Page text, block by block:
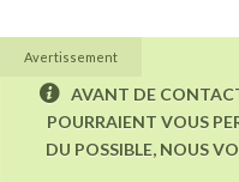
Avertissement
AVANT DE
POURRAIENT VOUS
DU POSSIBLE, NOUS